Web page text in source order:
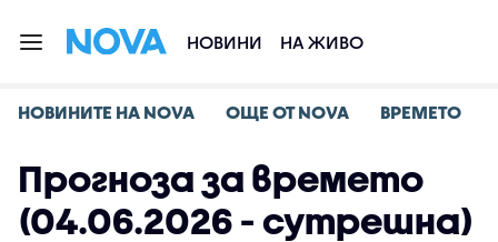
НОВИНИ НА ЖИВО
НОВИНИТЕ НА NOVA ОЩЕ ОТ NOVA ВРЕМЕТО
Прогноза за времето
(04.06.2026 - сутрешна)